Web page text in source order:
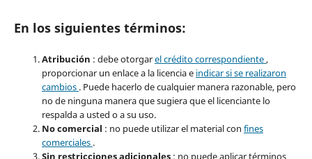
En los siguientes términos:
Atribución : debe otorgarel crédito correspondiente,
proporcionar un enlace a la licencia e indicar si se realizaron
cambios . Puede hacerlo de cualquier manera razonable, pero
no de ninguna manera que sugiera que el licenciante lo
respalda a usted o a su uso.
No comercial : no puede utilizar el material con fines
comerciales .
Sin restricciones adicionales : no puede aplicar términos